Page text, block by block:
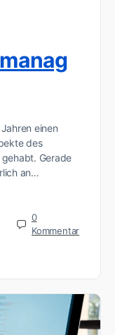
einen
des
Gerade
an…
0
Kommentar